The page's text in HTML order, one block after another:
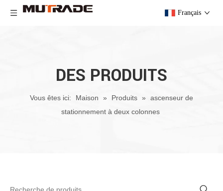
Français
DES PRODUITS
Vous êtes ici: Maison » Produits » ascenseur de
stationnement à deux colonnes